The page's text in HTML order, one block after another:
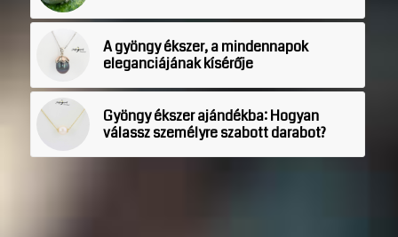
A gyöngy ékszer, a mindennapok
eleganciájának kísérője
Gyöngy ékszer ajándékba: Hogyan
válassz személyre szabott darabot?